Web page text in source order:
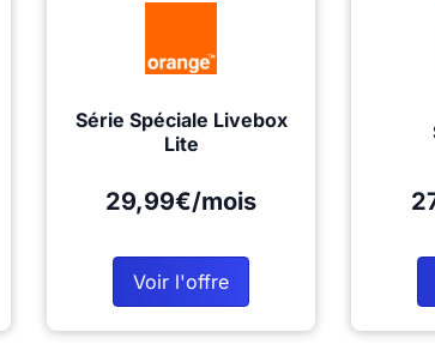
Série Spéciale Livebox
Lite
29,99€/mois
Voir l'offre